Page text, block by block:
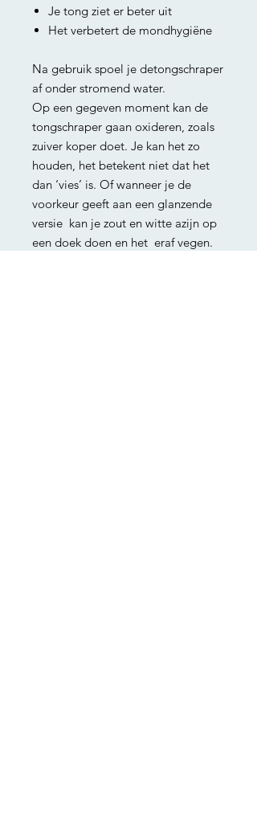
Je tong ziet er beter uit
Het verbetert de mondhygiëne
Na gebruik spoel je detongschraper
af onder stromend water.
Op een gegeven moment kan de
tongschraper gaan oxideren, zoals
zuiver koper doet. Je kan het zo
houden, het betekent niet dat het
dan ‘vies’ is. Of wanneer je de
voorkeur geeft aan een glanzende
versie kan je zout en witte azijn op
een doek doen en het eraf vegen.